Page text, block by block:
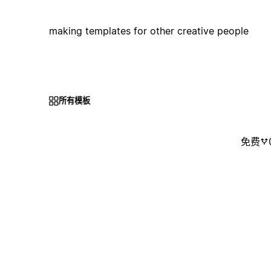
making templates for other creative people
所有模板
免费